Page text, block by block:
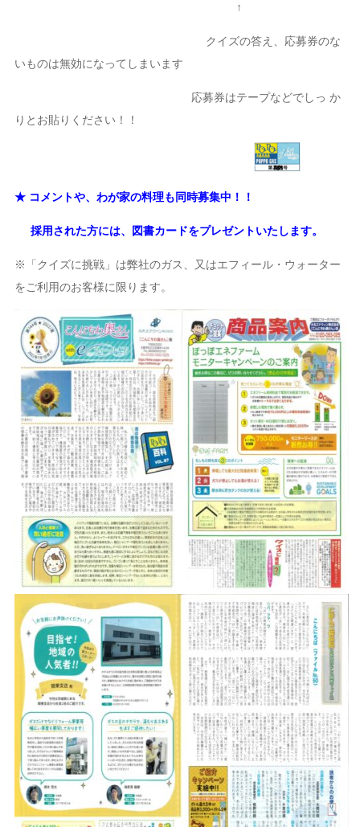
↑
クイズの答え、応募券のな
いものは無効になってしまいます
応募券はテープなどでしっ か
りとお貼りください！！
★ コメントや、わが家の料理も同時募集中！！
採用された方には、図書カードをプレゼントいたします。
※「クイズに挑戦」は弊社のガス、又はエフィール・ウォーター
をご利用のお客様に限ります。